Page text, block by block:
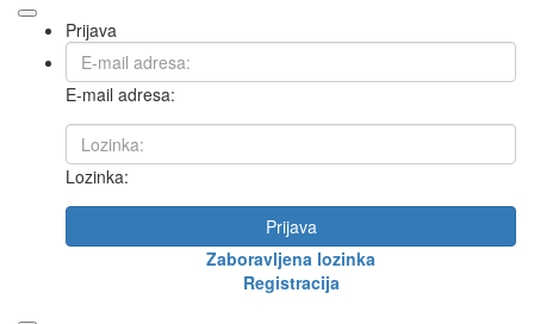
Prijava
E-mail adresa:
Lozinka:
Prijava
Zaboravljena lozinka
Registracija